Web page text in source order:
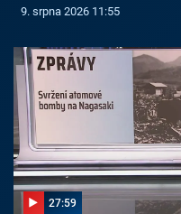
9. srpna 2026 11:55
27:59